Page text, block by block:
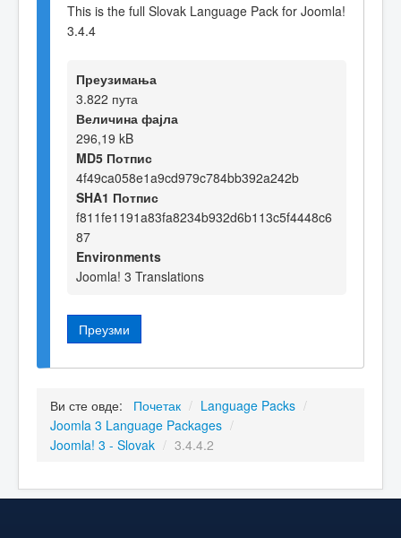
This is the full Slovak Language Pack for Joomla!
3.4.4
Преузимања
3.822 пута
Величина фајла
296,19 kB
MD5 Потпис
4f49ca058e1a9cd979c784bb392a242b
SHA1 Потпис
f811fe1191a83fa8234b932d6b113c5f4448c6
87
Environments
Joomla! 3 Translations
Преузми
Ви сте овде: Почетак / Language Packs /
Joomla 3 Language Packages /
Joomla! 3 - Slovak / 3.4.4.2